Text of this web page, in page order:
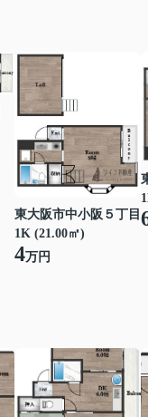
東大阪市中小阪５丁目
1K (21.00㎡)
4万円